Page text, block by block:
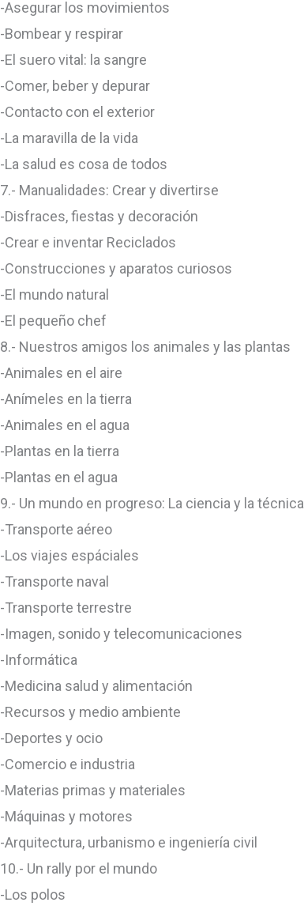
-Asegurar los movimientos
-Bombear y respirar
-El suero vital: la sangre
-Comer, beber y depurar
-Contacto con el exterior
-La maravilla de la vida
-La salud es cosa de todos
7.- Manualidades: Crear y divertirse
-Disfraces, fiestas y decoración
-Crear e inventar Reciclados
-Construcciones y aparatos curiosos
-El mundo natural
-El pequeño chef
8.- Nuestros amigos los animales y las plantas
-Animales en el aire
-Anímeles en la tierra
-Animales en el agua
-Plantas en la tierra
-Plantas en el agua
9.- Un mundo en progreso: La ciencia y la técnica
-Transporte aéreo
-Los viajes espáciales
-Transporte naval
-Transporte terrestre
-Imagen, sonido y telecomunicaciones
-Informática
-Medicina salud y alimentación
-Recursos y medio ambiente
-Deportes y ocio
-Comercio e industria
-Materias primas y materiales
-Máquinas y motores
-Arquitectura, urbanismo e ingeniería civil
10.- Un rally por el mundo
-Los polos